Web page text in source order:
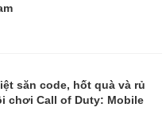
săn code, hốt quà và rủ
chơi Call of Duty: Mobile